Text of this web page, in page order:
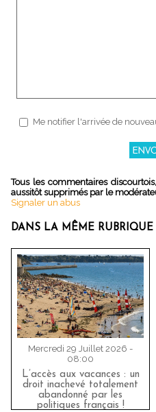
Me notifier l'arrivée de
Tous les commentaires
aussitôt supprimés par le
Signaler un abus
DANS LA MÊME RUBRIQUE
Mercredi 29 Juillet 2026 -
08:00
L’accès aux vacances : un
droit inachevé totalement
abandonné par les
politiques français !